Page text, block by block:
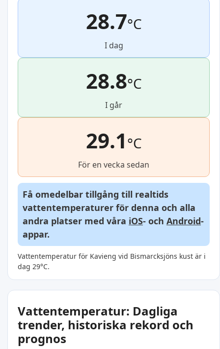
28.7°C
I dag
28.8°C
I går
29.1°C
För en vecka sedan
Få omedelbar tillgång till realtids
vattentemperaturer för denna och alla
andra platser med våra iOS- och Android-
appar.
Vattentemperatur för Kavieng vid Bismarcksjöns kust är i
dag 29°C.
Vattentemperatur: Dagliga
trender, historiska rekord och
prognos